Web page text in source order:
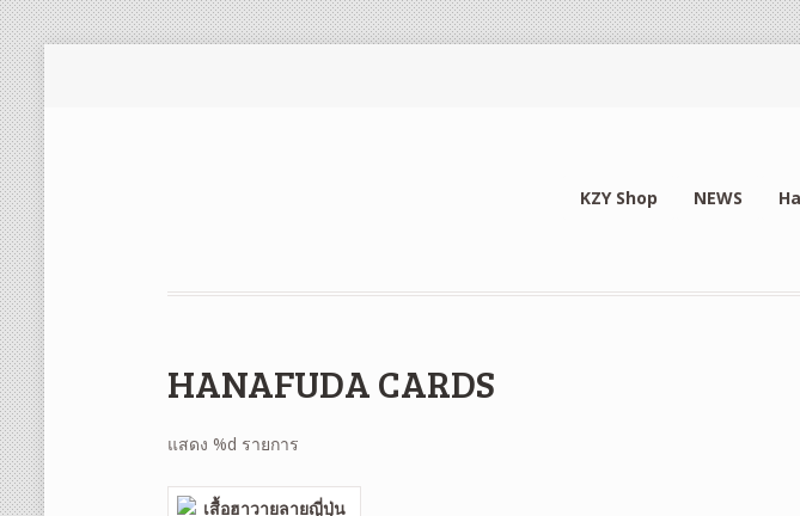
KZY Shop NEWS
HANAFUDA CARDS
แสดง %d รายการ